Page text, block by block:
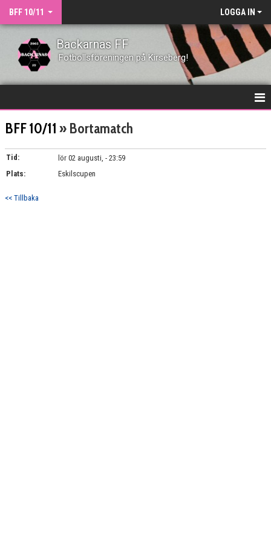
BFF 10/11 LOGGA IN
Backarnas FF
Fotbollsföreningen på Kirseberg!
HEM
NYHETER
DOKUMENT
KONTAKT
BFF 10/11 » Bortamatch
Tid:
lör 02 augusti, - 23:59
Plats:
Eskilscupen
<< Tillbaka